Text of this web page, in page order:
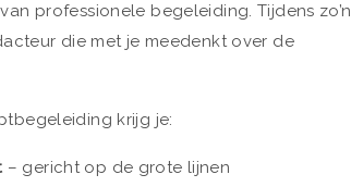
professionele begeleiding. Tijdens zo’n
die met je meedenkt over de
krijg je:
– gericht op de grote lijnen